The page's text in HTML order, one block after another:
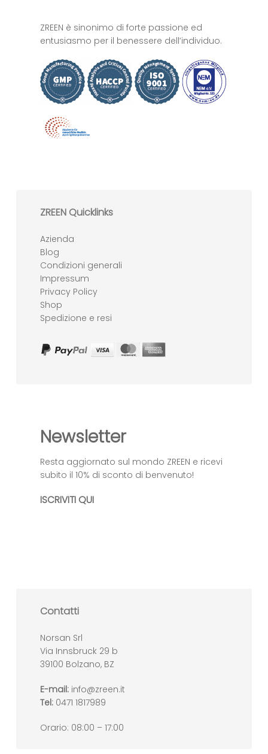
ZREEN è sinonimo di forte passione ed
entusiasmo per il benessere dell’individuo.
ZREEN Quicklinks
Azienda
Blog
Condizioni generali
Impressum
Privacy Policy
Shop
Spedizione e resi
Newsletter
Resta aggiornato sul mondo ZREEN e ricevi
subito il 10% di sconto di benvenuto!
ISCRIVITI QUI
Contatti
Norsan Srl
Via Innsbruck 29 b
39100 Bolzano, BZ
E-mail: info@zreen.it
Tel: 0471 1817989
Orario: 08:00 – 17:00